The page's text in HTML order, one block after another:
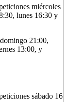
miércoles
lunes 16:30 y
21:00,
13:00, y
sábado 16